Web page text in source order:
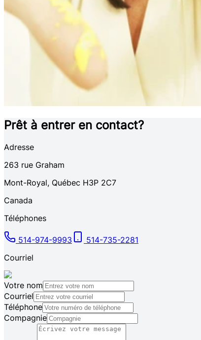
Prêt à entrer en contact?
Adresse
263 rue Graham
Mont-Royal, Québec H3P 2C7
Canada
Téléphones
514-974-9993
514-735-2281
Courriel
Votre nom
Courriel
Téléphone
Compagnie